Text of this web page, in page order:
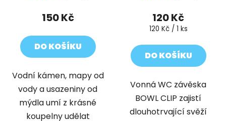
150 Kč
DO KOŠÍKU
Vodní kámen, mapy od
vody a usazeniny od
mýdla umí z krásné
koupelny udělat
120 Kč
Měrná
120 Kč / 1 ks
DO KOŠÍKU
Vonná WC závěska
BOWL CLIP zajistí
dlouhotrvající svěží